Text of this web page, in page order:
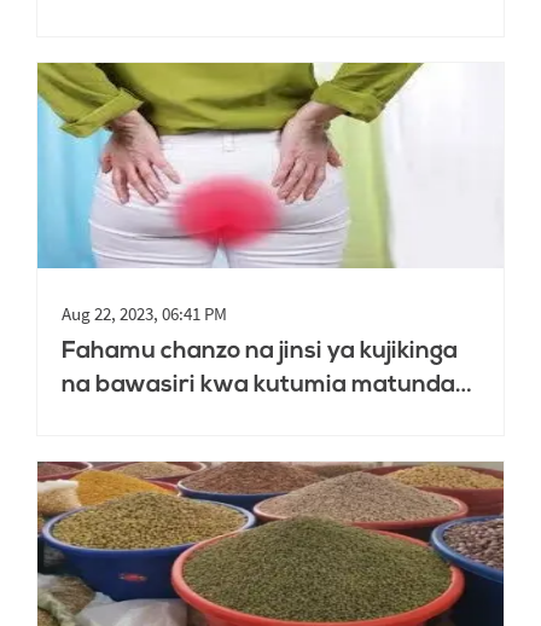
Aug 22, 2023, 06:41 PM
Fahamu chanzo na jinsi ya kujikinga
na bawasiri kwa kutumia matunda